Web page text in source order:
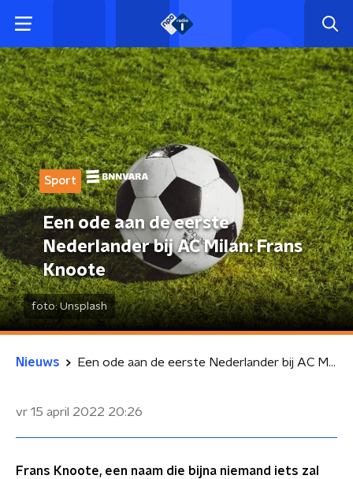
Sport
Een ode aan de eerste
Nederlander bij AC Milan: Frans
Knoote
foto:Unsplash
Nieuws Een ode aan de eerste Nederlander bij AC Milan: Frans Knoote
vr 15 april 2022 20:26
Frans Knoote, een naam die bijna niemand iets zal